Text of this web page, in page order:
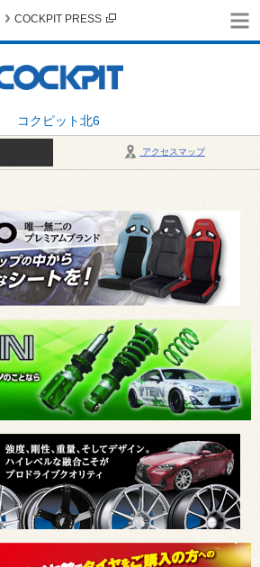
コクピット北6
COCKPIT PRESS
アクセスマップ